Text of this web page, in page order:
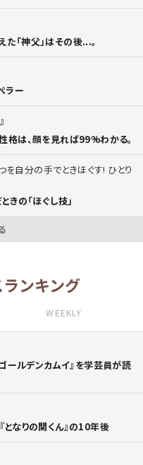
「神父」はその後...。
ラー
は、顔を見れば99%わかる。
を自分の手でときほぐす! ひとり
の「ほぐし技」
ンキング
WEEKLY
ールデンカムイ』を学芸員が読
となりの関くん』の10年後